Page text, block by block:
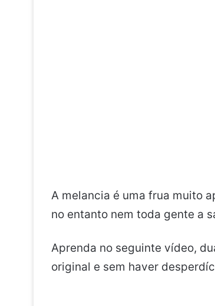
A melancia é uma frua muito
no entanto nem toda gente a
Aprenda no seguinte vídeo,
original e sem haver